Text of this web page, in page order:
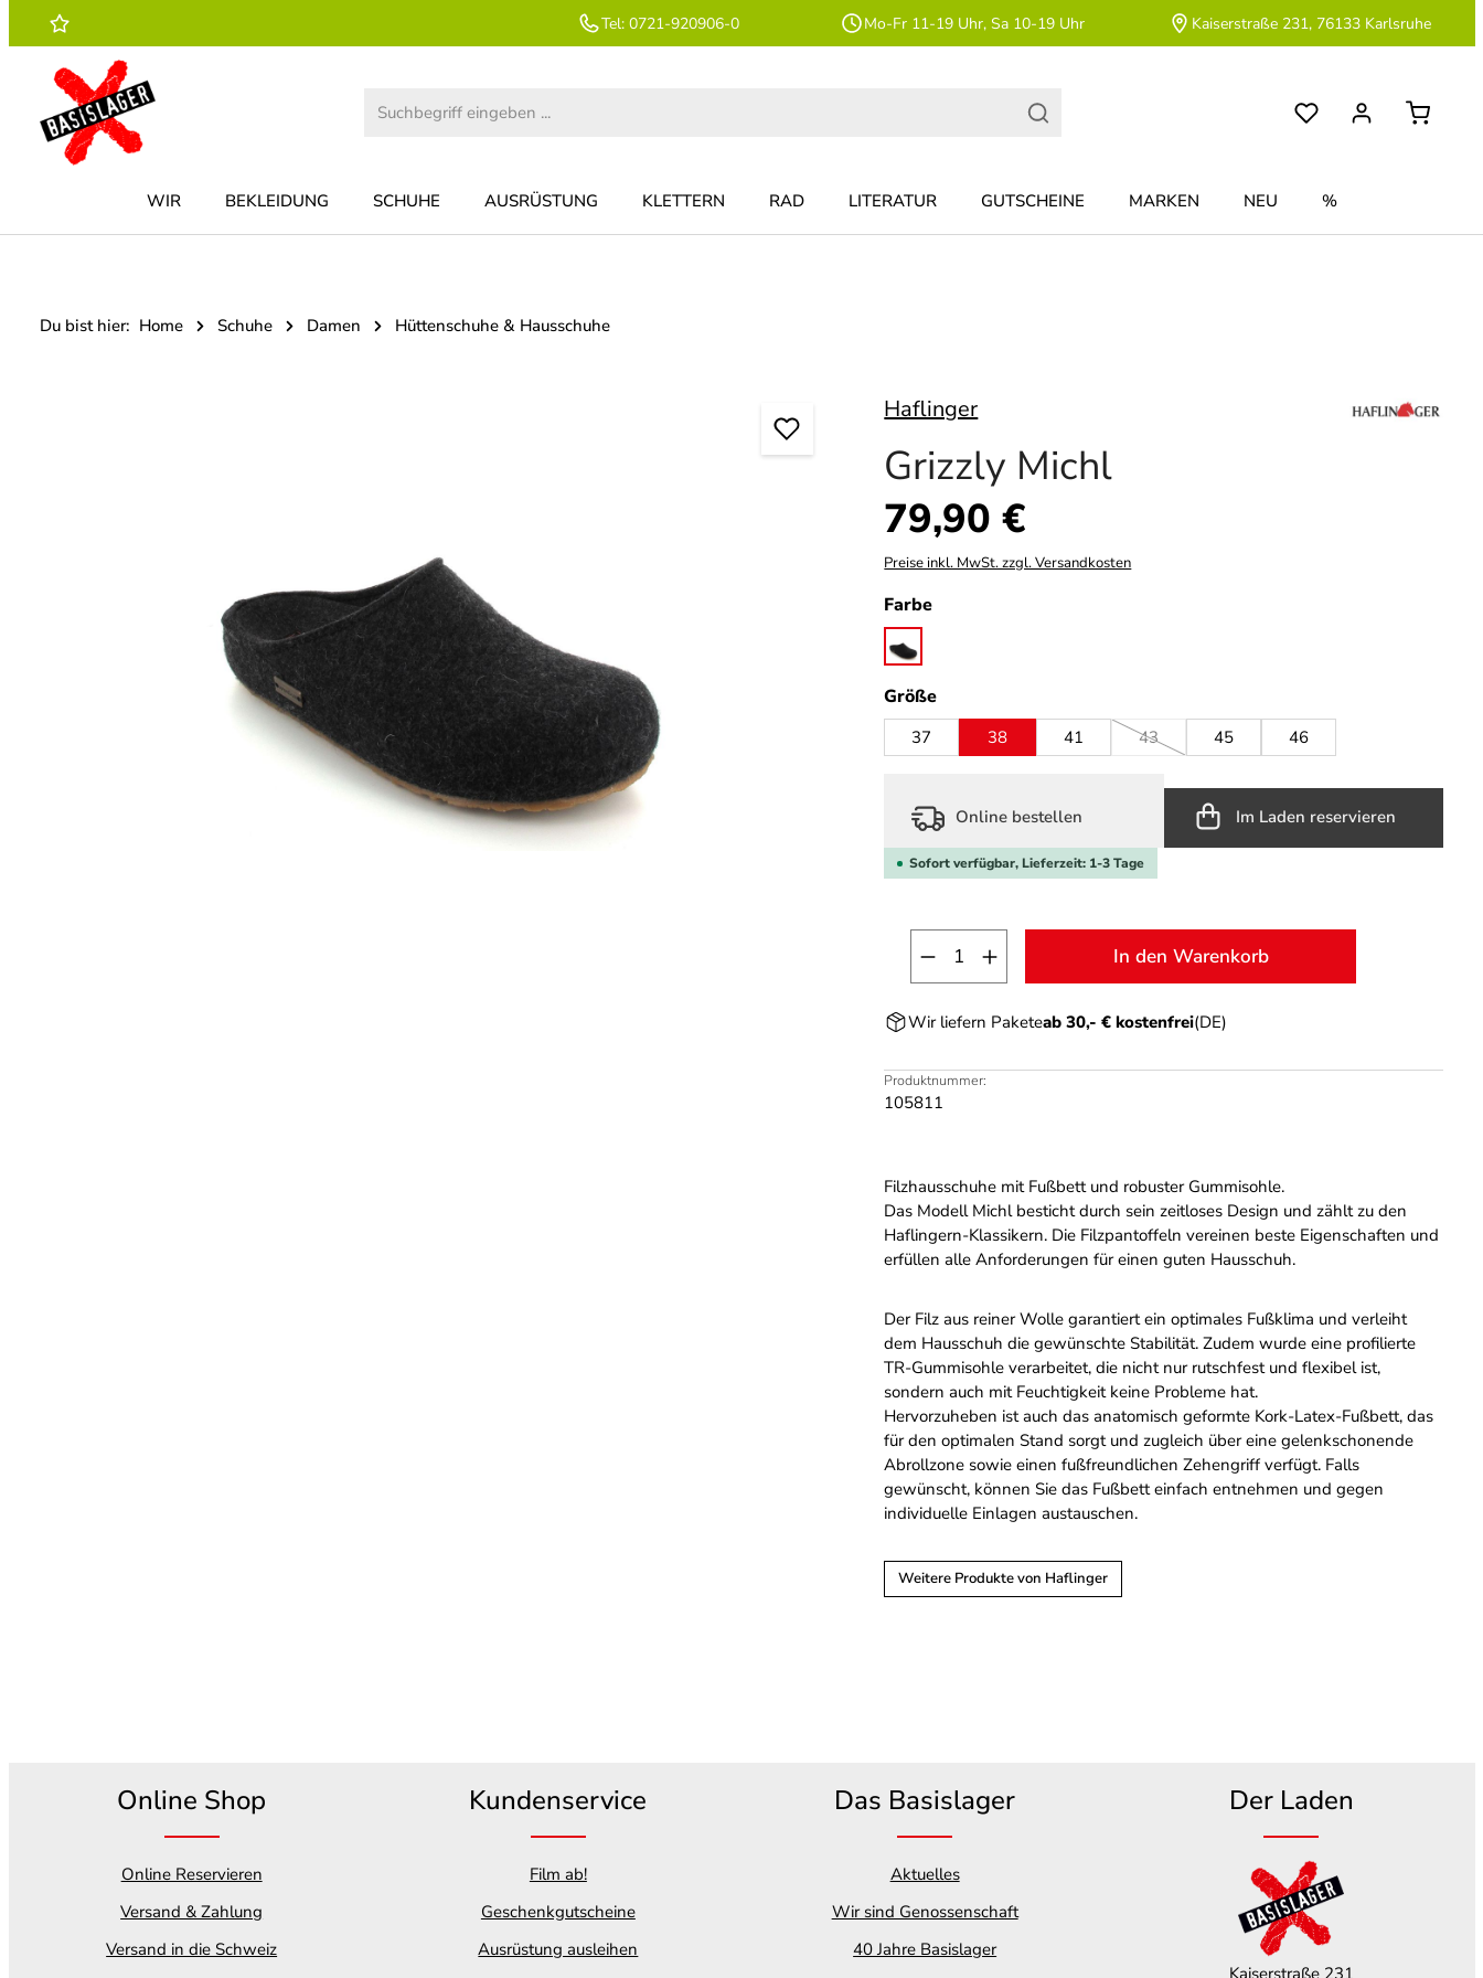
Hauptinhalt springen
Zur Suche springen
Zur Hauptnavigation springen Tel: 0721-920906-0 Mo-Fr 11-19 Uhr, Sa 10-19 Uhr Kaiserstraße 231, 76133 Karlsruhe
WIR BEKLEIDUNG SCHUHE AUSRÜSTUNG KLETTERN RAD LITERATUR GUTSCHEINE MARKEN NEU %
Du bist hier: Home Schuhe Damen Hüttenschuhe & Hausschuhe
Haflinger
Grizzly Michl
Regulärer Preis:
79,90 €
Preise inkl. MwSt. zzgl. Versandkosten
Farbeauswählen
graphit
Größeauswählen
37 38 41 43
(Diese Option ist zurzeit nicht verfügbar.)
45 46
Online bestellen Im Laden reservieren
Sofort verfügbar, Lieferzeit: 1-3 Tage
Produkt Anzahl: Gib den gewünschten Wert
In den Warenkorb
Wir liefern Paketeab 30,- € kostenfrei(DE)
Produktnummer:
105811
Filzhausschuhe mit Fußbett und robuster Gummisohle.
Das Modell Michl besticht durch sein zeitloses Design und zählt zu den
Haflingern-Klassikern. Die Filzpantoffeln vereinen beste Eigenschaften und
erfüllen alle Anforderungen für einen guten Hausschuh.
Der Filz aus reiner Wolle garantiert ein optimales Fußklima und verleiht
dem Hausschuh die gewünschte Stabilität. Zudem wurde eine profilierte
TR-Gummisohle verarbeitet, die nicht nur rutschfest und flexibel ist,
sondern auch mit Feuchtigkeit keine Probleme hat.
Hervorzuheben ist auch das anatomisch geformte Kork-Latex-Fußbett, das
für den optimalen Stand sorgt und zugleich über eine gelenkschonende
Abrollzone sowie einen fußfreundlichen Zehengriff verfügt. Falls
gewünscht, können Sie das Fußbett einfach entnehmen und gegen
individuelle Einlagen austauschen.
Weitere Produkte von Haflinger
Online Shop
Online Reservieren
Versand & Zahlung
Versand in die Schweiz
Kundenservice
Film ab!
Geschenkgutscheine
Ausrüstung ausleihen
Das Basislager
Aktuelles
Wir sind Genossenschaft
40 Jahre Basislager
Der Laden
Kaiserstraße 231